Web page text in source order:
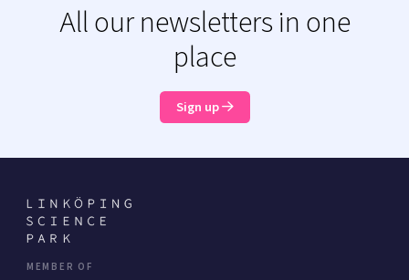
All our newsletters in one
place
Sign up
MEMBER OF